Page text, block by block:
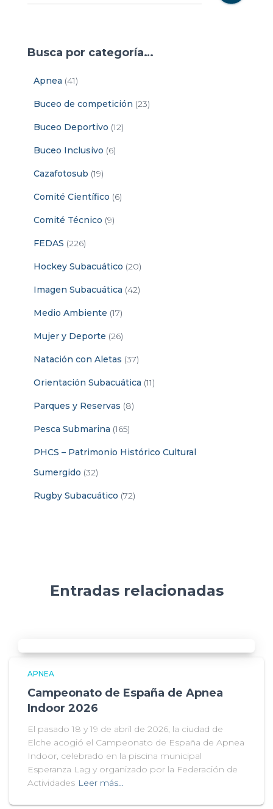
Busca por categoría…
Apnea (41)
Buceo de competición (23)
Buceo Deportivo (12)
Buceo Inclusivo (6)
Cazafotosub (19)
Comité Científico (6)
Comité Técnico (9)
FEDAS (226)
Hockey Subacuático (20)
Imagen Subacuática (42)
Medio Ambiente (17)
Mujer y Deporte (26)
Natación con Aletas (37)
Orientación Subacuática (11)
Parques y Reservas (8)
Pesca Submarina (165)
PHCS – Patrimonio Histórico Cultural
Sumergido (32)
Rugby Subacuático (72)
Entradas relacionadas
APNEA
Campeonato de España de Apnea
Indoor 2026
El pasado 18 y 19 de abril de 2026, la ciudad de
Elche acogió el Campeonato de España de Apnea
Indoor, celebrado en la piscina municipal
Esperanza Lag y organizado por la Federación de
Actividades Leer más…